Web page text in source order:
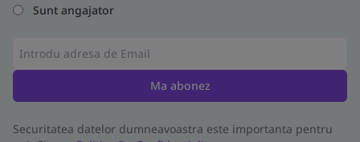
Sunt angajator
Ma abonez
Securitatea datelor dumneavoastra este importanta pentru